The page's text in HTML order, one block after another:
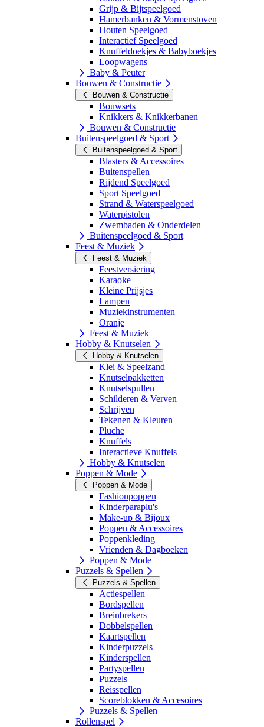
Grijp & Bijtspeelgoed
Hamerbanken & Vormenstoven
Houten Speelgoed
Interactief Speelgoed
Knuffeldoekjes & Babyboekjes
Loopwagens
Baby & Peuter
Bouwen & Constructie
Bouwen & Constructie
Bouwsets
Knikkers & Knikkerbanen
Bouwen & Constructie
Buitenspeelgoed & Sport
Buitenspeelgoed & Sport
Blasters & Accessoires
Buitenspellen
Rijdend Speelgoed
Sport Speelgoed
Strand & Waterspeelgoed
Waterpistolen
Zwembaden & Onderdelen
Buitenspeelgoed & Sport
Feest & Muziek
Feest & Muziek
Feestversiering
Karaoke
Kleine Prijsjes
Lampen
Muziekinstrumenten
Oranje
Feest & Muziek
Hobby & Knutselen
Hobby & Knutselen
Klei & Speelzand
Knutselpakketten
Knutselspullen
Schilderen & Verven
Schrijven
Tekenen & Kleuren
Pluche
Knuffels
Interactieve Knuffels
Hobby & Knutselen
Poppen & Mode
Poppen & Mode
Fashionpoppen
Kinderparaplu's
Make-up & Bijoux
Poppen & Accessoires
Poppenkleding
Vrienden & Dagboeken
Poppen & Mode
Puzzels & Spellen
Puzzels & Spellen
Actiespellen
Bordspellen
Breinbrekers
Dobbelspellen
Kaartspellen
Kinderpuzzels
Kinderspellen
Partyspellen
Puzzels
Reisspellen
Scoreblokken & Accesoires
Puzzels & Spellen
Rollenspel